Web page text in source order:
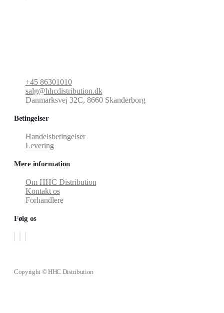
+45 86301010
salg@hhcdistribution.dk
Danmarksvej 32C, 8660 Skanderborg
Betingelser
Handelsbetingelser
Levering
Mere information
Om HHC Distribution
Kontakt os
Forhandlere
Følg os
Copyright © HHC Distribution